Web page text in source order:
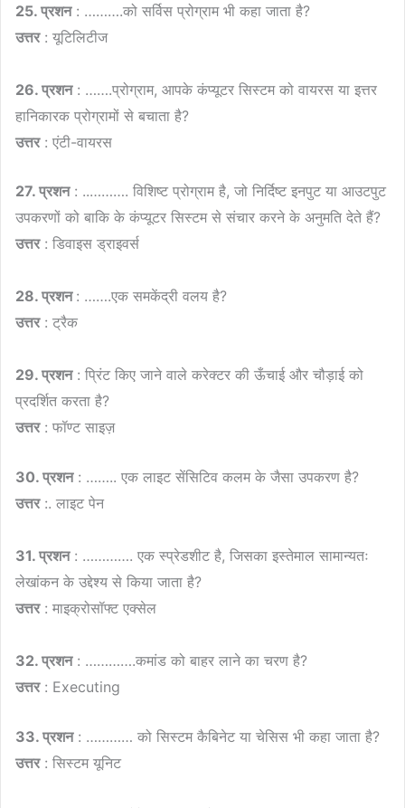
25. प्रशन: ……….को सर्विस प्रोग्राम भी कहा जाता है?
उत्तर: यूटिलिटीज
26. प्रशन: …….प्रोग्राम, आपके कंप्यूटर सिस्टम को वायरस या इत्तर
हानिकारक प्रोग्रामों से बचाता है?
उत्तर: एंटी-वायरस
27. प्रशन: ..………. विशिष्ट प्रोग्राम है, जो निर्दिष्ट इनपुट या आउटपुट
उपकरणों को बाकि के कंप्यूटर सिस्टम से संचार करने के अनुमति देते हैं?
उत्तर: डिवाइस ड्राइवर्स
28. प्रशन : …….एक समकेंद्री वलय है?
उत्तर: ट्रैक
29. प्रशन: प्रिंट किए जाने वाले करेक्टर की ऊँचाई और चौड़ाई को
प्रदर्शित करता है?
उत्तर: फॉण्ट साइज़
30. प्रशन: …….. एक लाइट सेंसिटिव कलम के जैसा उपकरण है?
उत्तर:. लाइट पेन
31. प्रशन: …………. एक स्प्रेडशीट है, जिसका इस्तेमाल सामान्यतः
लेखांकन के उद्देश्य से किया जाता है?
उत्तर: माइक्रोसॉफ्ट एक्सेल
32. प्रशन: ………….कमांड को बाहर लाने का चरण है?
उत्तर: Executing
33. प्रशन: ………… को सिस्टम कैबिनेट या चेसिस भी कहा जाता है?
उत्तर: सिस्टम यूनिट